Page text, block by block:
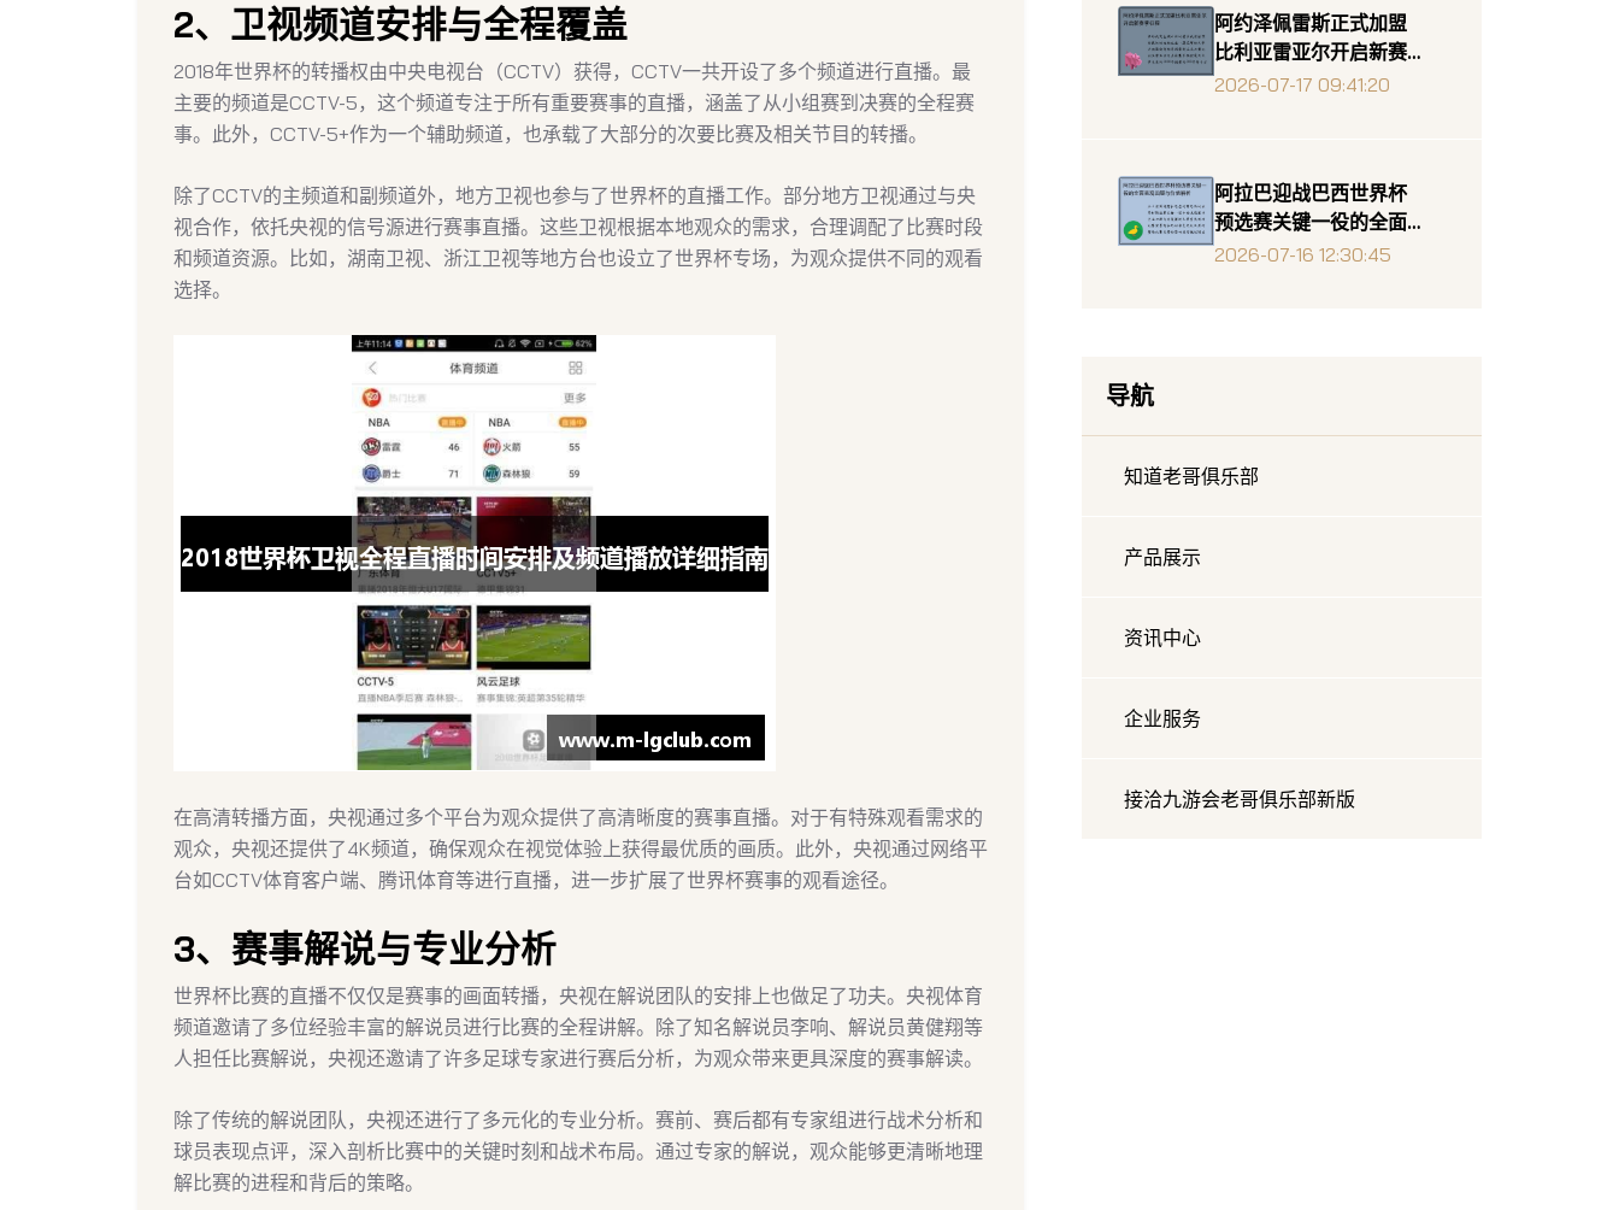
2、卫视频道安排与全程覆盖
2018年世界杯的转播权由中央电视台（CCTV）获得，CCTV一共开设了多个频道进行直播。最
主要的频道是CCTV-5，这个频道专注于所有重要赛事的直播，涵盖了从小组赛到决赛的全程赛
事。此外，CCTV-5+作为一个辅助频道，也承载了大部分的次要比赛及相关节目的转播。
除了CCTV的主频道和副频道外，地方卫视也参与了世界杯的直播工作。部分地方卫视通过与央
视合作，依托央视的信号源进行赛事直播。这些卫视根据本地观众的需求，合理调配了比赛时段
和频道资源。比如，湖南卫视、浙江卫视等地方台也设立了世界杯专场，为观众提供不同的观看
选择。
在高清转播方面，央视通过多个平台为观众提供了高清晰度的赛事直播。对于有特殊观看需求的
观众，央视还提供了4K频道，确保观众在视觉体验上获得最优质的画质。此外，央视通过网络平
台如CCTV体育客户端、腾讯体育等进行直播，进一步扩展了世界杯赛事的观看途径。
3、赛事解说与专业分析
世界杯比赛的直播不仅仅是赛事的画面转播，央视在解说团队的安排上也做足了功夫。央视体育
频道邀请了多位经验丰富的解说员进行比赛的全程讲解。除了知名解说员李响、解说员黄健翔等
人担任比赛解说，央视还邀请了许多足球专家进行赛后分析，为观众带来更具深度的赛事解读。
除了传统的解说团队，央视还进行了多元化的专业分析。赛前、赛后都有专家组进行战术分析和
球员表现点评，深入剖析比赛中的关键时刻和战术布局。通过专家的解说，观众能够更清晰地理
解比赛的进程和背后的策略。
阿约泽佩雷斯正式加盟
比利亚雷亚尔开启新赛
季征程
2026-07-17 09:41:20
阿拉巴迎战巴西世界杯
预选赛关键一役的全面
表现回顾与价值解析
2026-07-16 12:30:45
导航
知道老哥俱乐部
产品展示
资讯中心
企业服务
接洽九游会老哥俱乐部新版